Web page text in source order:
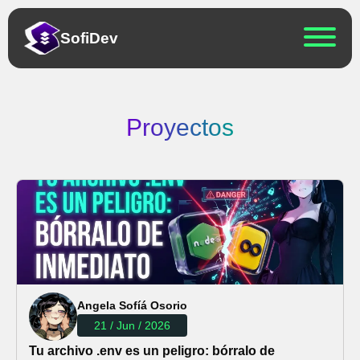
SofiDev
Proyectos
Angela Sofíá Osorio
21 / Jun / 2026
Tu archivo .env es un peligro: bórralo de